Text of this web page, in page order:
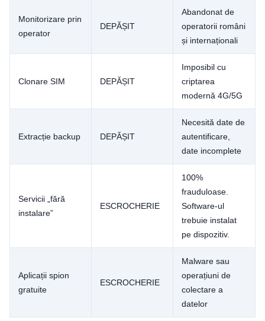
Monitorizare prin
operator
DEPĂȘIT
Abandonat de
operatorii români
și internaționali
Clonare SIM DEPĂȘIT
Imposibil cu
criptarea
modernă 4G/5G
Extracție backup DEPĂȘIT
Necesită date de
autentificare,
date incomplete
Servicii „fără
instalare”
ESCROCHERIE
100%
frauduloase.
Software-ul
trebuie instalat
pe dispozitiv.
Aplicații spion
gratuite
ESCROCHERIE
Malware sau
operațiuni de
colectare a
datelor